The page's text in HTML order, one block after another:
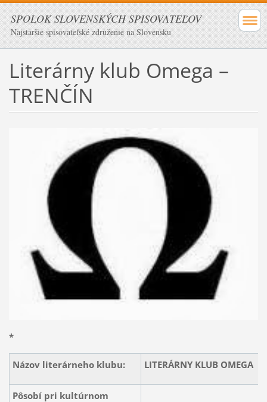
SPOLOK SLOVENSKÝCH SPISOVATEĽOV
Najstaršie spisovateľské združenie na Slovensku
Literárny klub Omega –
TRENČÍN
*
Názov literárneho klubu: LITERÁRNY KLUB OMEGA
Pôsobí pri kultúrnom